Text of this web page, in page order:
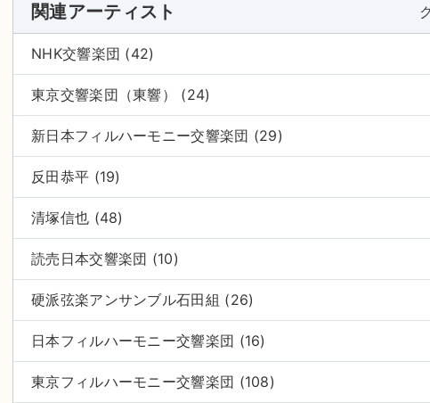
関連アーティスト
NHK交響楽団 (42)
東京交響楽団（東響） (24)
新日本フィルハーモニー交響楽団 (29)
反田恭平 (19)
清塚信也 (48)
読売日本交響楽団 (10)
硬派弦楽アンサンブル石田組 (26)
日本フィルハーモニー交響楽団 (16)
東京フィルハーモニー交響楽団 (108)